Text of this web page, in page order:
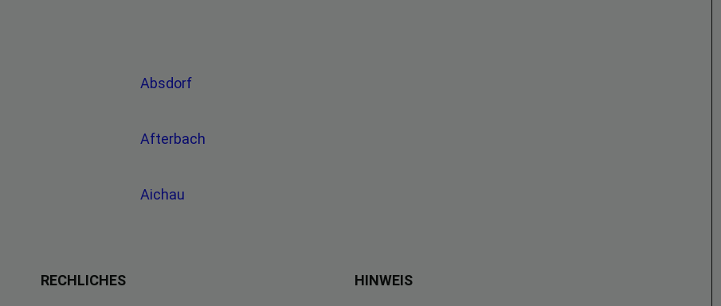
Absdorf
Afterbach
Aichau
RECHLICHES HINWEIS